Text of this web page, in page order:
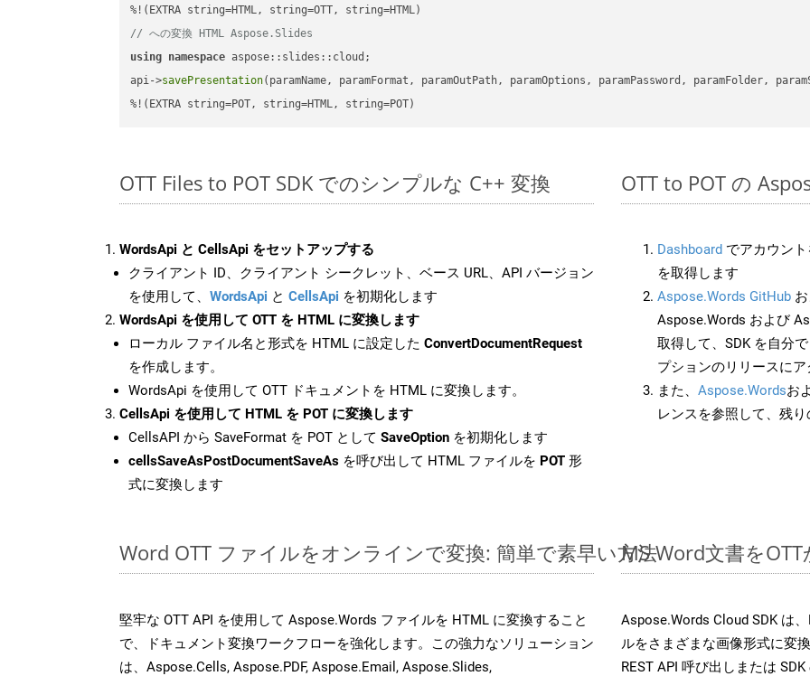
// への変換 HTML Aspose.Slides
using namespace aspose::slides::cloud;
api->savePresentation(paramName, paramFormat, paramOutPath, paramOptions, paramPassword, paramFolder,
%!(EXTRA string=POT, string=HTML, string=POT)
OTT Files to POT SDK でのシンプルな C++ 変換
WordsApi と CellsApi をセットアップする
クライアント ID、クライアント シークレット、ベース URL、API バージョン
を使用して、 WordsApi と CellsApi を初期化します
WordsApi を使用して OTT を HTML に変換します
ローカル ファイル名と形式を HTML に設定した ConvertDocumentRequest
を作成します。
WordsApi を使用して OTT ドキュメントを HTML に変換します。
CellsApi を使用して HTML を POT に変換します
CellsAPI から SaveFormat を POT として SaveOption を初期化します
cellsSaveAsPostDocumentSaveAs を呼び出して HTML ファイルを POT 形
式に変換します
OTT to POT の
Dashboard でアカウン
を取得します
Aspose.Words GitHub
Aspose.Words および
取得して、SDK を自分
プションのリリースにア
また、 Aspose.Wordsお
レンスを参照して、残
Word OTT ファイルをオンラインで変換: 簡単で素早い方法
堅牢な OTT API を使用して Aspose.Words ファイルを HTML に変換すること
で、ドキュメント変換ワークフローを強化します。この強力なソリューション
は、Aspose.Cells, Aspose.PDF, Aspose.Email, Aspose.Slides,
MS Word文書を
Aspose.Words Cloud SDK は
ルをさまざまな画像形式に変
REST API 呼び出しまたは